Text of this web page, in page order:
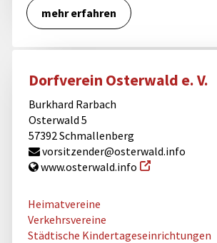
mehr erfahren
Dorfverein Osterwald e. V.
Burkhard Rarbach
Osterwald 5
57392 Schmallenberg
vorsitzender@osterwald.info
www.osterwald.info
Heimatvereine
Verkehrsvereine
Städtische Kindertageseinrichtungen